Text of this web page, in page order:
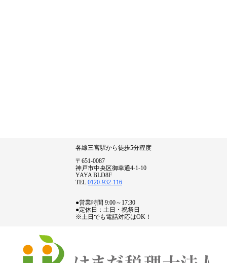
各線三宮駅から徒歩5分程度
〒651-0087
神戸市中央区御幸通4-1-10
YAYA BLD8F
TEL.0120-932-116
●営業時間 9:00～17:30
●定休日：土日・祝祭日
※土日でも電話対応はOK！